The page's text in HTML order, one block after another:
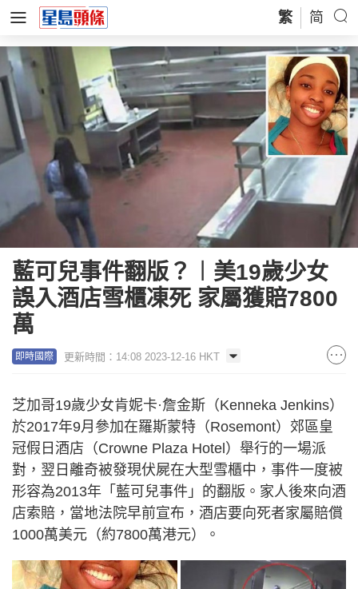
繁 简
藍可兒事件翻版？︱美19歲少女
誤入酒店雪櫃凍死 家屬獲賠7800
萬
即時國際 更新時間：14:08 2023-12-16 HKT
芝加哥19歲少女肯妮卡·詹金斯（Kenneka Jenkins）
於2017年9月參加在羅斯蒙特（Rosemont）郊區皇
冠假日酒店（Crowne Plaza Hotel）舉行的一場派
對，翌日離奇被發現伏屍在大型雪櫃中，事件一度被
形容為2013年「藍可兒事件」的翻版。家人後來向酒
店索賠，當地法院早前宣布，酒店要向死者家屬賠償
1000萬美元（約7800萬港元）。